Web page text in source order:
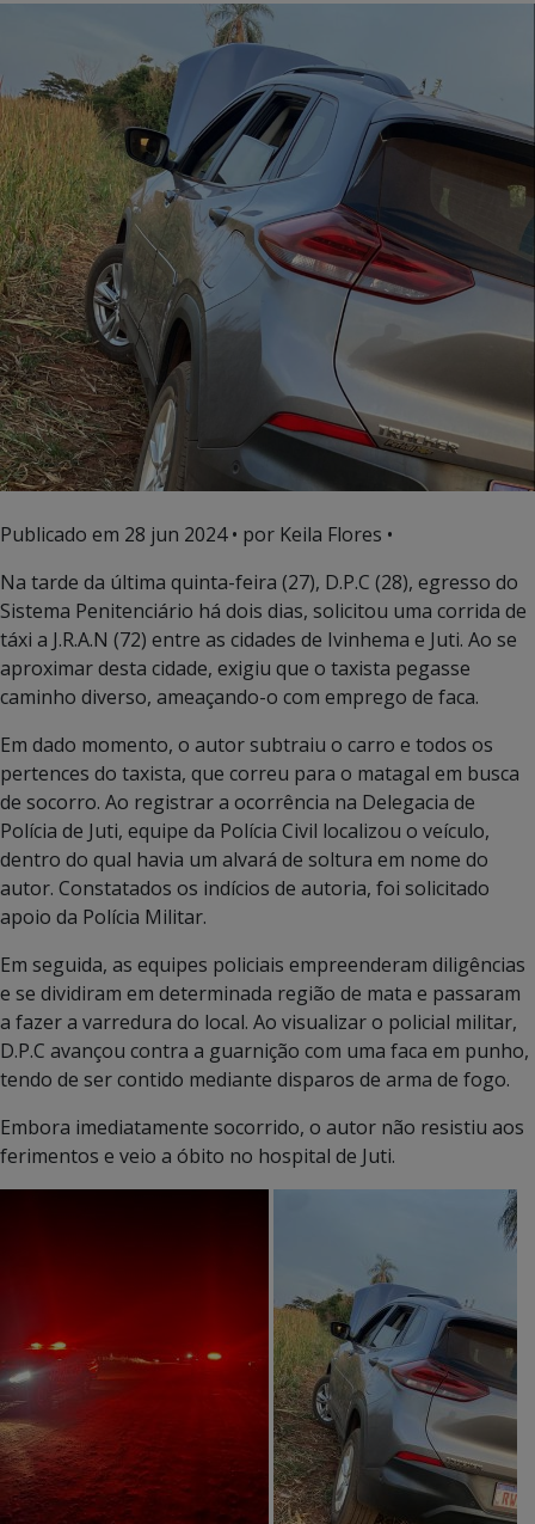
Publicado em 28 jun 2024• por Keila Flores •
Na tarde da última quinta-feira (27), D.P.C (28), egresso do
Sistema Penitenciário há dois dias, solicitou uma corrida de
táxi a J.R.A.N (72) entre as cidades de Ivinhema e Juti. Ao se
aproximar desta cidade, exigiu que o taxista pegasse
caminho diverso, ameaçando-o com emprego de faca.
Em dado momento, o autor subtraiu o carro e todos os
pertences do taxista, que correu para o matagal em busca
de socorro. Ao registrar a ocorrência na Delegacia de
Polícia de Juti, equipe da Polícia Civil localizou o veículo,
dentro do qual havia um alvará de soltura em nome do
autor. Constatados os indícios de autoria, foi solicitado
apoio da Polícia Militar.
Em seguida, as equipes policiais empreenderam diligências
e se dividiram em determinada região de mata e passaram
a fazer a varredura do local. Ao visualizar o policial militar,
D.P.C avançou contra a guarnição com uma faca em punho,
tendo de ser contido mediante disparos de arma de fogo.
Embora imediatamente socorrido, o autor não resistiu aos
ferimentos e veio a óbito no hospital de Juti.